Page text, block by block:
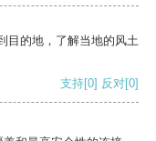
目的地，了解当地的风土
支持[0] 反对[0]